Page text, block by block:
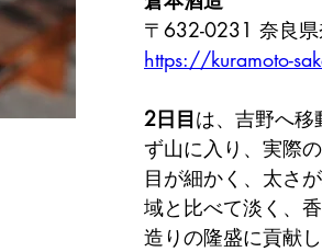
〒632-0231 奈良
https://kuramoto-
2日目は、吉野へ移
ず山に入り、実際
目が細かく、太さ
域と比べて淡く、
造りの隆盛に貢献